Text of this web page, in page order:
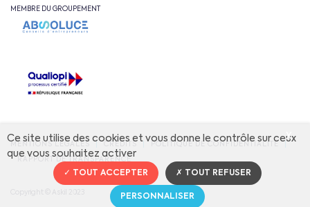
MEMBRE DU GROUPEMENT
X
Ce site utilise des cookies et vous donne le contrôle sur ceux
que vous souhaitez activer
TOUT ACCEPTER TOUT REFUSER
PERSONNALISER